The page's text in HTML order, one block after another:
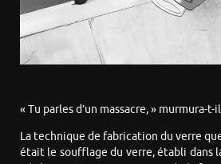
« Tu parles d’un massacre, » murmura-t-
La technique de fabrication du verre
était le soufflage du verre, établi dans